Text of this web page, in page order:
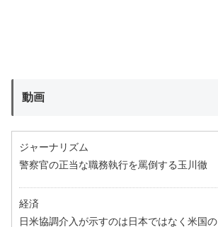
動画
ジャーナリズム
警察官の正当な職務執行を罵倒する玉川徹
経済
日米協調介入が示すのは日本ではなく米国の